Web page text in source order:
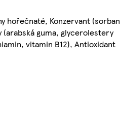
hořečnaté, Konzervant (sorban
(arabská guma, glycerolestery
vitamin B12), Antioxidant